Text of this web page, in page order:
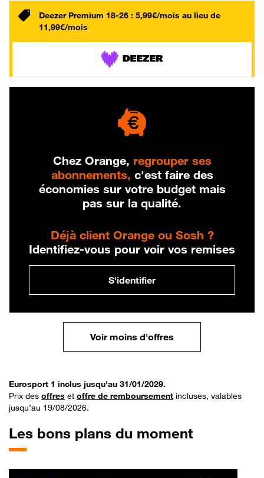
Deezer Premium 18-26 : 5,99€/mois au lieu de
11,99€/mois
Chez Orange, regrouper ses
abonnements, c'est faire des
économies sur votre budget mais
pas sur la qualité.
Déjà client Orange ou Sosh ?
Identifiez-vous pour voir vos remises
S'identifier
Voir moins d'offres
Eurosport 1 inclus jusqu'au 31/01/2029.
Prix des offres et offre de remboursement incluses, valables
jusqu’au 19/08/2026.
Les bons plans du moment